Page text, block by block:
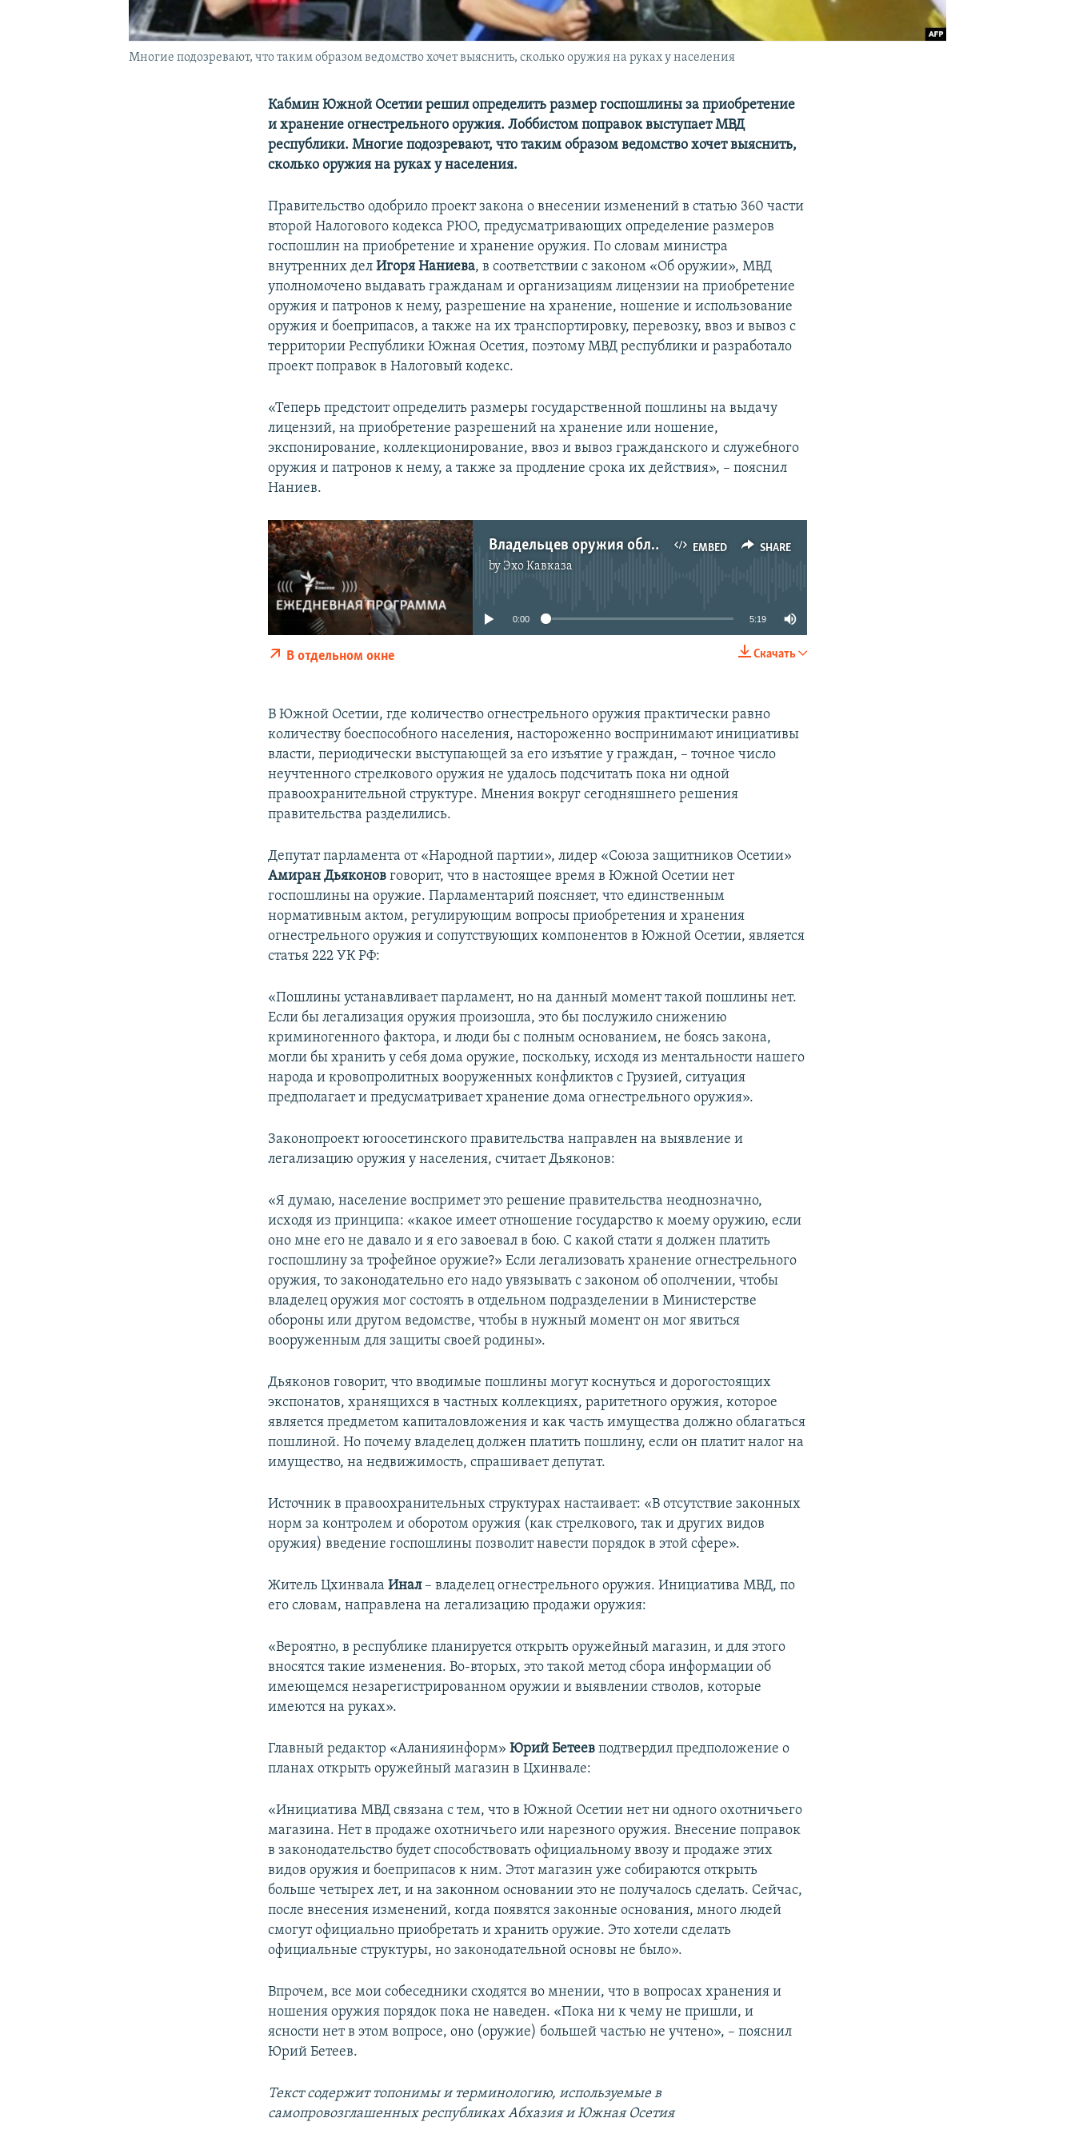
Многие подозревают, что таким образом ведомство хочет выяснить, сколько оружия на руках у населения
Кабмин Южной Осетии решил определить размер госпошлины за приобретение
и хранение огнестрельного оружия. Лоббистом поправок выступает МВД
республики. Многие подозревают, что таким образом ведомство хочет выяснить,
сколько оружия на руках у населения.
Правительство одобрило проект закона о внесении изменений в статью 360 части
второй Налогового кодекса РЮО, предусматривающих определение размеров
госпошлин на приобретение и хранение оружия. По словам министра
внутренних делИгоря Наниева, в соответствии с законом «Об оружии», МВД
уполномочено выдавать гражданам и организациям лицензии на приобретение
оружия и патронов к нему, разрешение на хранение, ношение и использование
оружия и боеприпасов, а также на их транспортировку, перевозку, ввоз и вывоз с
территории Республики Южная Осетия, поэтому МВД республики и разработало
проект поправок в Налоговый кодекс.
«Теперь предстоит определить размеры государственной пошлины на выдачу
лицензий, на приобретение разрешений на хранение или ношение,
экспонирование, коллекционирование, ввоз и вывоз гражданского и служебного
оружия и патронов к нему, а также за продление срока их действия», – пояснил
Наниев.
EMBED SHARE
Владельцев оружия обложат пошлиной
by Эхо Кавказа
No media source currently available
0:00 5:19
Скачать
В отдельном окне
В Южной Осетии, где количество огнестрельного оружия практически равно
количеству боеспособного населения, настороженно воспринимают инициативы
власти, периодически выступающей за его изъятие у граждан, – точное число
неучтенного стрелкового оружия не удалось подсчитать пока ни одной
правоохранительной структуре. Мнения вокруг сегодняшнего решения
правительства разделились.
Депутат парламента от «Народной партии», лидер «Союза защитников Осетии»
Амиран Дьяконов говорит, что в настоящее время в Южной Осетии нет
госпошлины на оружие. Парламентарий поясняет, что единственным
нормативным актом, регулирующим вопросы приобретения и хранения
огнестрельного оружия и сопутствующих компонентов в Южной Осетии, является
статья 222 УК РФ:
«Пошлины устанавливает парламент, но на данный момент такой пошлины нет.
Если бы легализация оружия произошла, это бы послужило снижению
криминогенного фактора, и люди бы с полным основанием, не боясь закона,
могли бы хранить у себя дома оружие, поскольку, исходя из ментальности нашего
народа и кровопролитных вооруженных конфликтов с Грузией, ситуация
предполагает и предусматривает хранение дома огнестрельного оружия».
Законопроект югоосетинского правительства направлен на выявление и
легализацию оружия у населения, считает Дьяконов:
«Я думаю, население воспримет это решение правительства неоднозначно,
исходя из принципа: «какое имеет отношение государство к моему оружию, если
оно мне его не давало и я его завоевал в бою. С какой стати я должен платить
госпошлину за трофейное оружие?» Если легализовать хранение огнестрельного
оружия, то законодательно его надо увязывать с законом об ополчении, чтобы
владелец оружия мог состоять в отдельном подразделении в Министерстве
обороны или другом ведомстве, чтобы в нужный момент он мог явиться
вооруженным для защиты своей родины».
Дьяконов говорит, что вводимые пошлины могут коснуться и дорогостоящих
экспонатов, хранящихся в частных коллекциях, раритетного оружия, которое
является предметом капиталовложения и как часть имущества должно облагаться
пошлиной. Но почему владелец должен платить пошлину, если он платит налог на
имущество, на недвижимость, спрашивает депутат.
Источник в правоохранительных структурах настаивает: «В отсутствие законных
норм за контролем и оборотом оружия (как стрелкового, так и других видов
оружия) введение госпошлины позволит навести порядок в этой сфере».
Житель ЦхинвалаИнал– владелец огнестрельного оружия. Инициатива МВД, по
его словам, направлена на легализацию продажи оружия:
«Вероятно, в республике планируется открыть оружейный магазин, и для этого
вносятся такие изменения. Во-вторых, это такой метод сбора информации об
имеющемся незарегистрированном оружии и выявлении стволов, которые
имеются на руках».
Главный редактор «Аланияинформ»Юрий Бетеев подтвердил предположение о
планах открыть оружейный магазин в Цхинвале:
«Инициатива МВД связана с тем, что в Южной Осетии нет ни одного охотничьего
магазина. Нет в продаже охотничьего или нарезного оружия. Внесение поправок
в законодательство будет способствовать официальному ввозу и продаже этих
видов оружия и боеприпасов к ним. Этот магазин уже собираются открыть
больше четырех лет, и на законном основании это не получалось сделать. Сейчас,
после внесения изменений, когда появятся законные основания, много людей
смогут официально приобретать и хранить оружие. Это хотели сделать
официальные структуры, но законодательной основы не было».
Впрочем, все мои собеседники сходятся во мнении, что в вопросах хранения и
ношения оружия порядок пока не наведен. «Пока ни к чему не пришли, и
ясности нет в этом вопросе, оно (оружие) большей частью не учтено», – пояснил
Юрий Бетеев.
Текст содержит топонимы и терминологию, используемые в
самопровозглашенных республиках Абхазия и Южная Осетия